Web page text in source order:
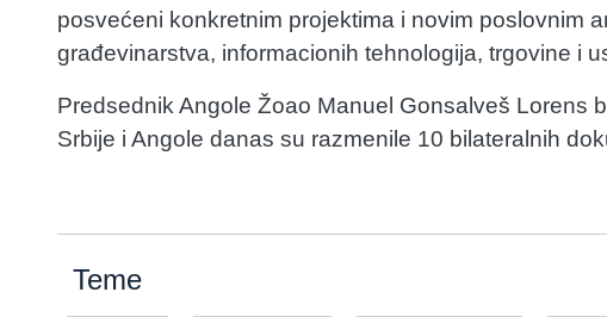
posvećeni konkretnim projektima i novim poslovnim
građevinarstva, informacionih tehnologija, trgovine i
Predsednik Angole Žoao Manuel Gonsalveš Lorens
Srbije i Angole danas su razmenile 10 bilateralnih
Teme